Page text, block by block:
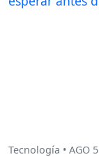
Tecnología • AGO